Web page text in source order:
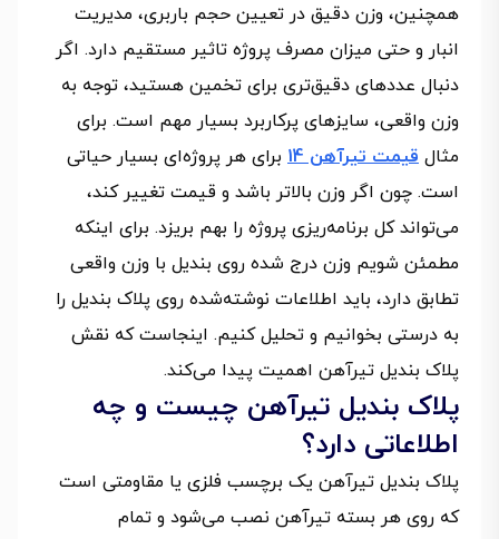
همچنین، وزن دقیق در تعیین حجم باربری، مدیریت
انبار و حتی میزان مصرف پروژه تاثیر مستقیم دارد. اگر
دنبال عددهای دقیق‌تری برای تخمین هستید، توجه به
وزن واقعی، سایزهای پرکاربرد بسیار مهم است. برای
مثال قیمت تیرآهن 14
برای هر پروژه‌ای بسیار حیاتی
است. چون اگر وزن بالاتر باشد و قیمت تغییر کند،
می‌تواند کل برنامه‌ریزی پروژه را بهم بریزد. برای اینکه
مطمئن شویم وزن درج‌ شده روی بندیل با وزن واقعی
تطابق دارد، باید اطلاعات نوشته‌شده روی پلاک بندیل را
به‌ درستی بخوانیم و تحلیل کنیم. اینجاست که نقش
پلاک بندیل تیرآهن اهمیت پیدا می‌کند.
پلاک بندیل تیرآهن چیست و چه
اطلاعاتی دارد؟
پلاک بندیل تیرآهن یک برچسب فلزی یا مقاومتی است
که روی هر بسته تیرآهن نصب می‌شود و تمام